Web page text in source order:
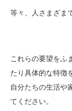
等々、人さまざま
これらの要望をふ
たり具体的な特徴
自分たちの生活や
てください。